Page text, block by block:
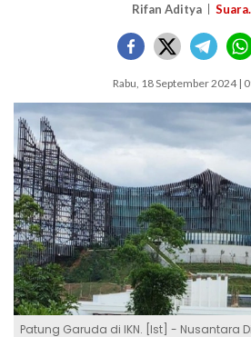
Rifan Aditya
Rabu, 18 September 2024 |
Patung Garuda di IKN. [Ist] - Nusantara